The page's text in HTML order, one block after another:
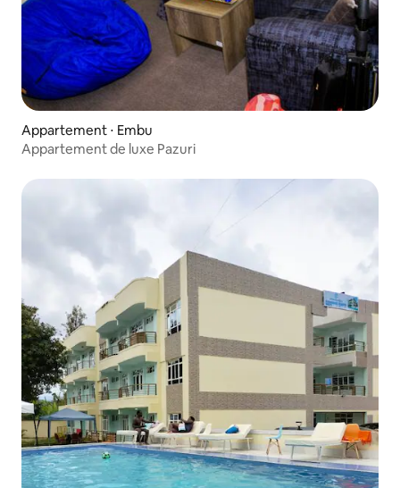
Appartement ⋅ Embu
Appartement de luxe Pazuri